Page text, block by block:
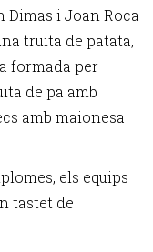
Dimas i Joan Roca
truita de patata,
formada per
de pa amb
amb maionesa
els equips
tastet de